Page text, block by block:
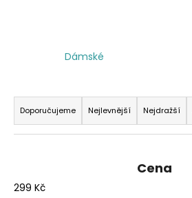
Dámské
Ř
a
z
í
Doporučujeme Nejlevnější Nejdražší
Cena
299 Kč
t
e
n
í